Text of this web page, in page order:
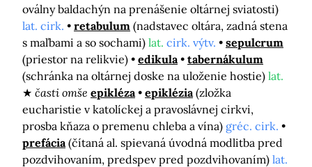
oválny baldachýn na prenášenie oltárnej sviatosti)
lat. cirk.
retabulum (nadstavec oltára, zadná stena
s maľbami a so sochami) lat. cirk. výtv.
sepulcrum
(priestor na relikvie)
edikula
tabernákulum
(schránka na oltárnej doske na uloženie hostie) lat.
časti omše epikléza epiklézia (zložka
eucharistie v katolíckej a pravoslávnej cirkvi,
prosba kňaza o premenu chleba a vína) gréc. cirk.
prefácia (čítaná al. spievaná úvodná modlitba pred
pozdvihovaním, predspev pred pozdvihovaním) lat.